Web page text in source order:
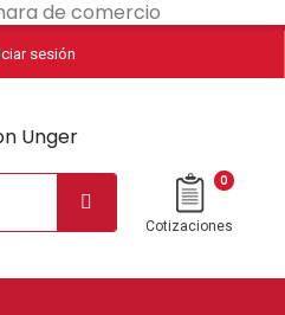
sesión
0
Cotizaciones